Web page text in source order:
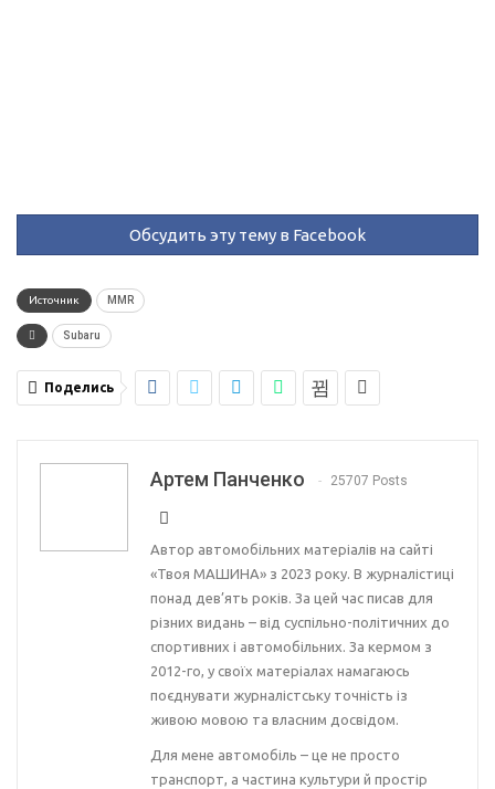
Обсудить эту тему в Facebook
Источник MMR
Subaru
Поделись
Артем Панченко 25707 Posts
Автор автомобільних матеріалів на сайті
«Твоя МАШИНА» з 2023 року. В журналістиці
понад дев’ять років. За цей час писав для
різних видань – від суспільно-політичних до
спортивних і автомобільних. За кермом з
2012-го, у своїх матеріалах намагаюсь
поєднувати журналістську точність із
живою мовою та власним досвідом.
Для мене автомобіль – це не просто
транспорт, а частина культури й простір